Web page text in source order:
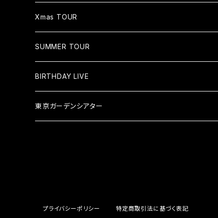
Xmas TOUR
SUMMER TOUR
BIRTHDAY LIVE
東京ガーデンシアター
プライバシーポリシー 特定商取引法に基づく表記